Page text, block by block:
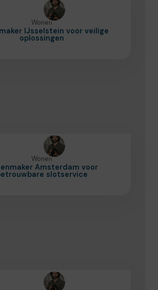
Wonen
IJsselstein voor veilige
oplossingen
Wonen
Amsterdam voor
slotservice